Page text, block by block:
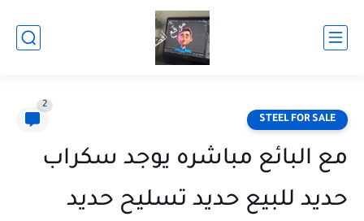
STEEL FOR SALE
2
مع البائع مباشره يوجد سكراب
حديد للبيع حديد تسليح حديد